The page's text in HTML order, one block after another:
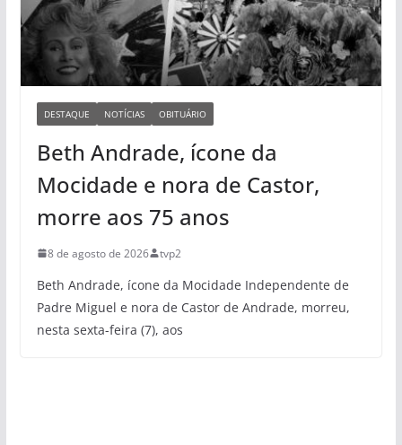
DESTAQUE NOTÍCIAS OBITUÁRIO
Beth Andrade, ícone da
Mocidade e nora de Castor,
morre aos 75 anos
8 de agosto de 2026 tvp2
Beth Andrade, ícone da Mocidade Independente de
Padre Miguel e nora de Castor de Andrade, morreu,
nesta sexta-feira (7), aos